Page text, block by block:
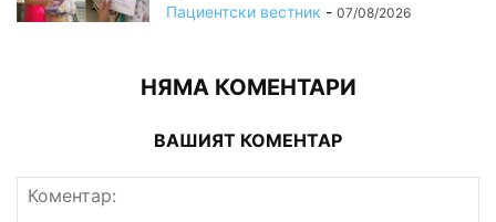
Пациентски вестник - 07/08/2026
НЯМА КОМЕНТАРИ
ВАШИЯТ КОМЕНТАР